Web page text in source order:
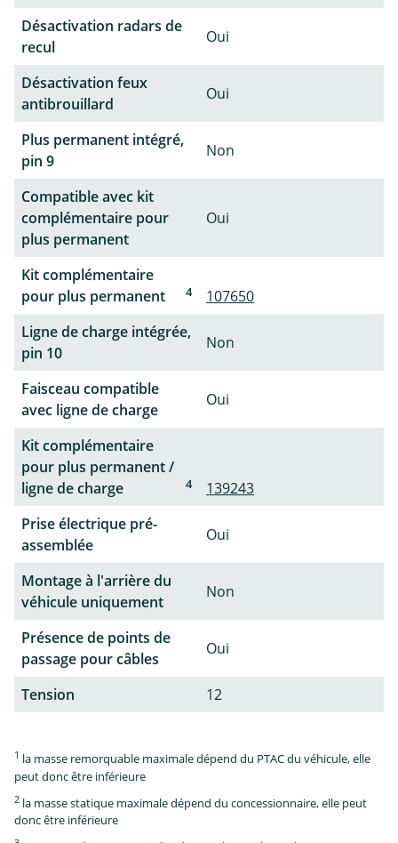
Désactivation radars de
recul
Oui
Désactivation feux
antibrouillard
Oui
Plus permanent intégré,
pin 9
Non
Compatible avec kit
complémentaire pour
plus permanent
Oui
Kit complémentaire
pour plus permanent
4
107650
Ligne de charge intégrée,
pin 10
Non
Faisceau compatible
avec ligne de charge
Oui
Kit complémentaire
pour plus permanent /
ligne de charge
4
139243
Prise électrique pré-
assemblée
Oui
Montage à l'arrière du
véhicule uniquement
Non
Présence de points de
passage pour câbles
Oui
Tension 12
1 la masse remorquable maximale dépend du PTAC du véhicule, elle
peut donc être inférieure
2 la masse statique maximale dépend du concessionnaire, elle peut
donc être inférieure